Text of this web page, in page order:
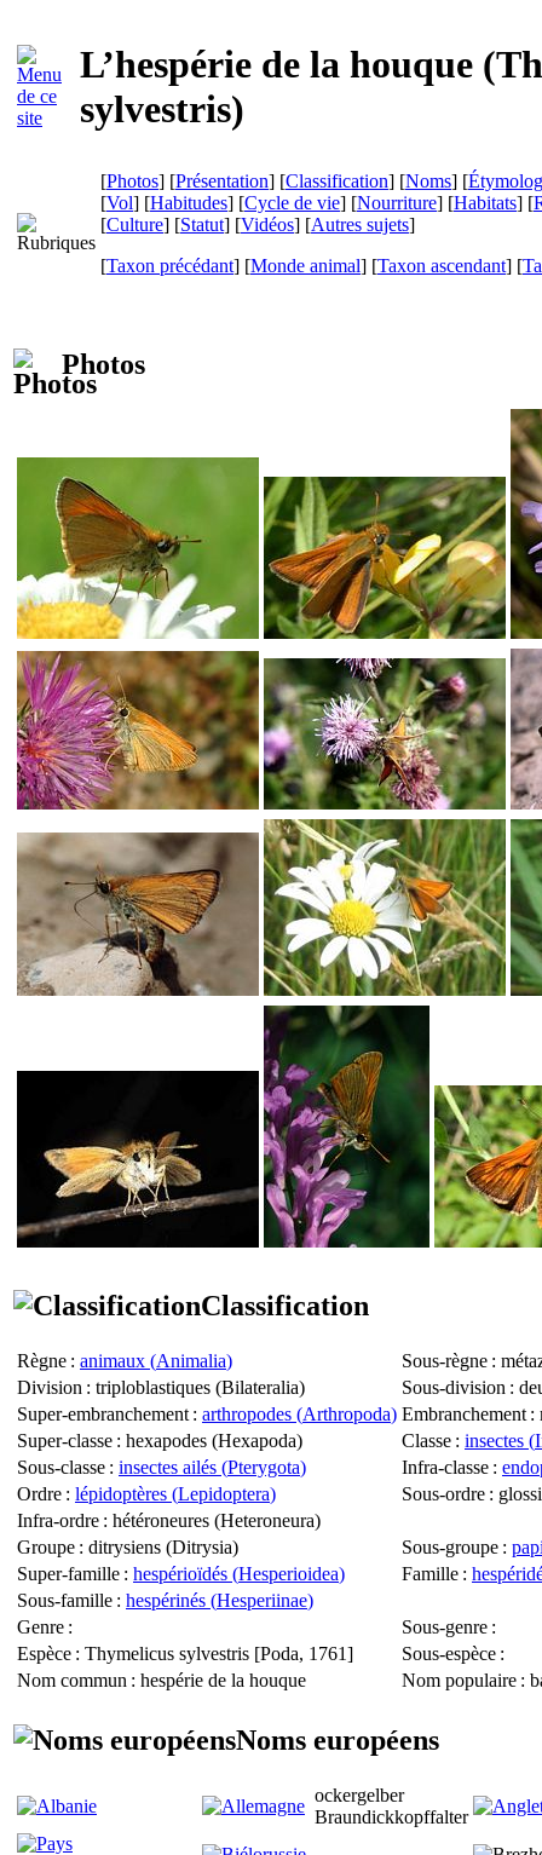
L’hespérie de la houque (
sylvestris)
[Photos] [Présentation] [Classification] [Noms] [
[Vol] [Habitudes] [Cycle de vie] [Nourriture] [Habitats] [
[Culture] [Statut] [Vidéos] [Autres sujets]
[Taxon précédant] [Monde animal] [Taxon ascendant] [
Photos
Classification
Règne : animaux (Animalia) Sous-règne :
Division : triploblastiques (Bilateralia) Sous-division :
Super-embranchement : arthropodes (Arthropoda) Embranchement :
Super-classe : hexapodes (Hexapoda) Classe : insectes (
Sous-classe : insectes ailés (Pterygota) Infra-classe :
Ordre : lépidoptères (Lepidoptera) Sous-ordre :
Infra-ordre : hétéroneures (Heteroneura)
Groupe : ditrysiens (Ditrysia) Sous-groupe :
Super-famille : hespérioïdés (Hesperioidea) Famille :
Sous-famille : hespérinés (Hesperiinae)
Genre : Sous-genre :
Espèce : Thymelicus sylvestris [Poda, 1761] Sous-espèce :
Nom commun : hespérie de la houque Nom populaire :
Noms européens
ockergelber
Braundickkopffalter